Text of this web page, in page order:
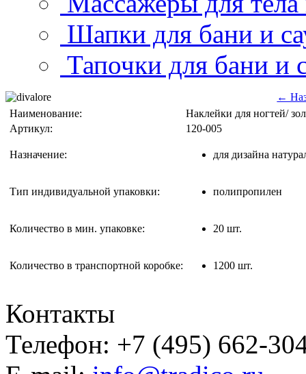
Шапки для бани и
Тапочки для бани и
←
Наименование:
Наклейки для ногтей/
Артикул:
120-005
Назначение: для дизайна
Тип индивидуальной упаковки: полипропилен
Количество в мин. упаковке: 20 шт.
Количество в транспортной коробке: 1200 шт.
Контакты
Телефон: +7 (495) 662-